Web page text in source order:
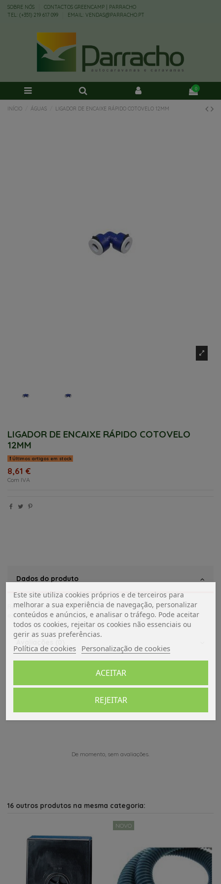
SOBRE NÓS
CONTACTOS GREENCAMP | PARRACHO
TEL: (+351) 219 617 099
EMAIL: VENDAS@PARRACHO.PT
0
INÍCIO ÁGUAS LIGADOR DE ENCAIXE RÁPIDO COTOVELO 12MM
LIGADOR DE ENCAIXE RÁPIDO COTOVELO
12MM
Últimos artigos em stock
8,61 €
Com IVA
Dados do produto
Referência 9981492
ean13 5601545659439
De momento, sem avaliações.
16 outros produtos na mesma categoria:
NOVO
Este site utiliza cookies próprios e de terceiros para
melhorar a sua experiência de navegação, personalizar
conteúdos e anúncios, e analisar o tráfego. Pode aceitar
todos os cookies, rejeitar os cookies não essenciais ou
gerir as suas preferências.
Política de cookies Personalização de cookies
REJEITAR
ACEITAR